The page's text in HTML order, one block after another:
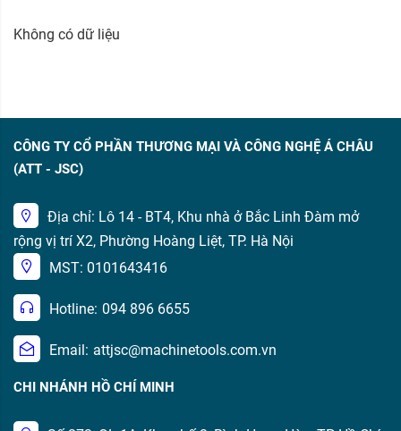
Không có dữ liệu
CÔNG TY CỔ PHẦN THƯƠNG MẠI VÀ CÔNG NGHỆ Á CHÂU
(ATT - JSC)
Địa chỉ: Lô 14 - BT4, Khu nhà ở Bắc Linh Đàm mở
rộng vị trí X2, Phường Hoàng Liệt, TP. Hà Nội
MST: 0101643416
Hotline: 094 896 6655
Email: attjsc@machinetools.com.vn
CHI NHÁNH HỒ CHÍ MINH